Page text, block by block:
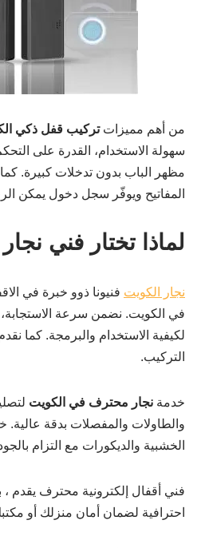
من أهم مميزاتتركيب قفل ذكي
سهولة الاستخدام، القدرة على
مظهر الباب بدون تدخلات كبيرة.
المفاتيح ويوفّر سجل دخول يمكن
لماذا تختار فني
نجار الكويت فنيونا ذوو خبرة في
في الكويت. نضمن سرعة الاستجابة،
لكيفية الاستخدام والبرمجة. كما
التركيب.
خدمة نجار محترف في الكويت
والطاولات والمفصلات بدقة عالية.
الخشبية والديكورات مع التزام
فني أقفال إلكترونية محترف يقدم
احترافية لضمان أمان منزلك أو